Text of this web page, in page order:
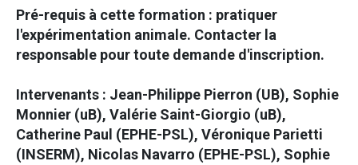
Pré-requis à cette formation : pratiquer
l'expérimentation animale. Contacter la
responsable pour toute demande d'inscription.
Intervenants : Jean-Philippe Pierron (UB), Sophie
Monnier (uB), Valérie Saint-Giorgio (uB),
Catherine Paul (EPHE-PSL), Véronique Parietti
(INSERM), Nicolas Navarro (EPHE-PSL), Sophie